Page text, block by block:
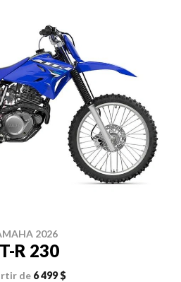
2026
R 230
de 6 499 $